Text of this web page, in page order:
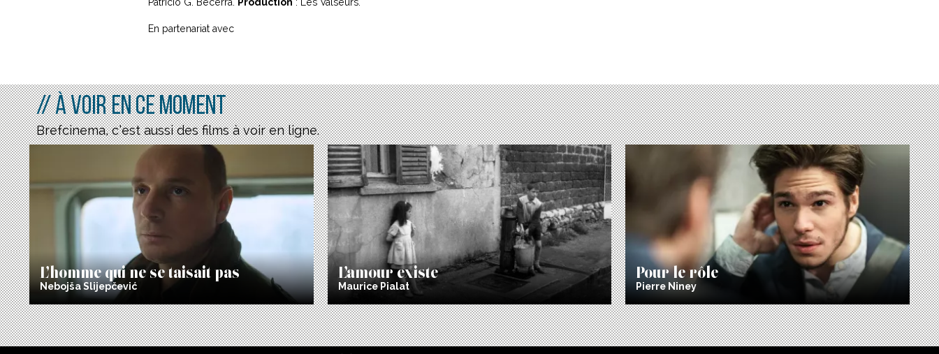
Patricio G. Becerra. Production : Les Valseurs.
En partenariat avec
// À voir en ce moment
Brefcinema, c’est aussi des films à voir en ligne.
L’homme qui ne se taisait pas
Nebojša Slijepčević
L’amour existe
Maurice Pialat
Pour le rôle
Pierre Niney